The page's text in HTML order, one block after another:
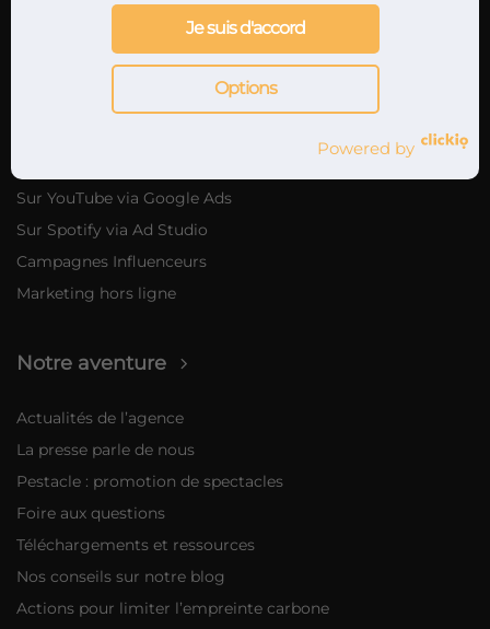
Marketing musical
Nos offres de marketing musical
Sur YouTube via Google Ads
Sur Spotify via Ad Studio
Campagnes Influenceurs
Marketing hors ligne
Notre aventure
Actualités de l’agence
La presse parle de nous
Pestacle : promotion de spectacles
Foire aux questions
Téléchargements et ressources
Nos conseils sur notre blog
Actions pour limiter l’empreinte carbone
Options
Je suis d'accord
Powered by